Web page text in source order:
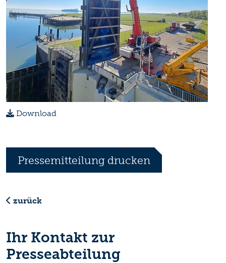
Download
Pressemitteilung drucken
zurück
Ihr Kontakt zur
Presseabteilung